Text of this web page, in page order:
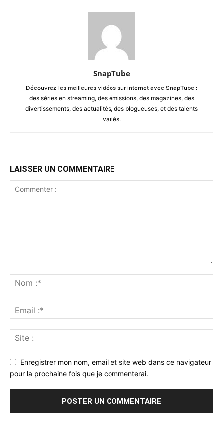
SnapTube
Découvrez les meilleures vidéos sur internet avec SnapTube :
des séries en streaming, des émissions, des magazines, des
divertissements, des actualités, des blogueuses, et des talents
variés.
LAISSER UN COMMENTAIRE
Enregistrer mon nom, email et site web dans ce navigateur
pour la prochaine fois que je commenterai.